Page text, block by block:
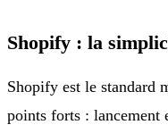
Shopify : la
Shopify est le standard
points forts : lancement